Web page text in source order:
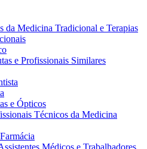
da Medicina Tradicional e Terapias
e Profissionais Similares
e Ópticos
Técnicos da Medicina
Médicos e Trabalhadores